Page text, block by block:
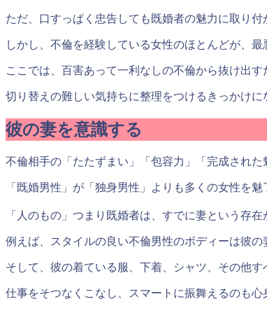
ただ、口すっぱく忠告しても既婚者の魅力に取り
しかし、不倫を経験している女性のほとんどが、
ここでは、百害あって一利なしの不倫から抜け出す
切り替えの難しい気持ちに整理をつけるきっかけに
彼の妻を意識する
不倫相手の「たたずまい」「包容力」「完成され
「既婚男性」が「独身男性」よりも多くの女性を
「人のもの」つまり既婚者は、すでに妻という存
例えば、スタイルの良い不倫男性のボディーは彼
そして、彼の着ている服、下着、シャツ、その他
仕事をそつなくこなし、スマートに振舞えるのも